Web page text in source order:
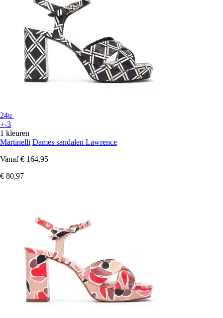
24u
+-3
1 kleuren
Martinelli Dames sandalen Lawrence
Vanaf € 164,95
€ 80,97